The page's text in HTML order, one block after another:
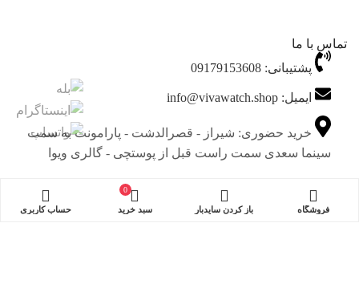
تماس با ما
پشتیبانی: 09179153608
ایمیل: info@vivawatch.shop
خرید حضوری: شیراز - قصرالدشت - پارامونت به سمت
سینما سعدی سمت راست قبل از پوستچی - گالری ویوا
چجوری میتونی به ما اطمینان کنی؟
فروشگاه باز کردن سایدبار
0
سبد خرید حساب کاربری